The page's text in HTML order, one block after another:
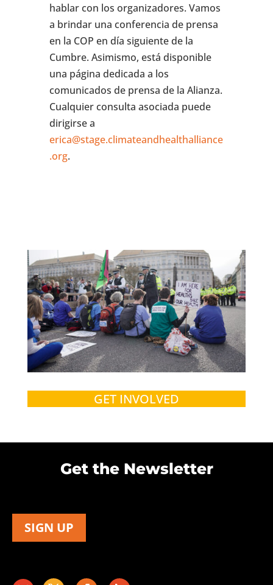
hablar con los organizadores. Vamos
a brindar una conferencia de prensa
en la COP en día siguiente de la
Cumbre. Asimismo, está disponible
una página dedicada a los
comunicados de prensa de la Alianza.
Cualquier consulta asociada puede
dirigirse a
erica@stage.climateandhealthalliance
.org.
GET INVOLVED
Get the Newsletter
SIGN UP